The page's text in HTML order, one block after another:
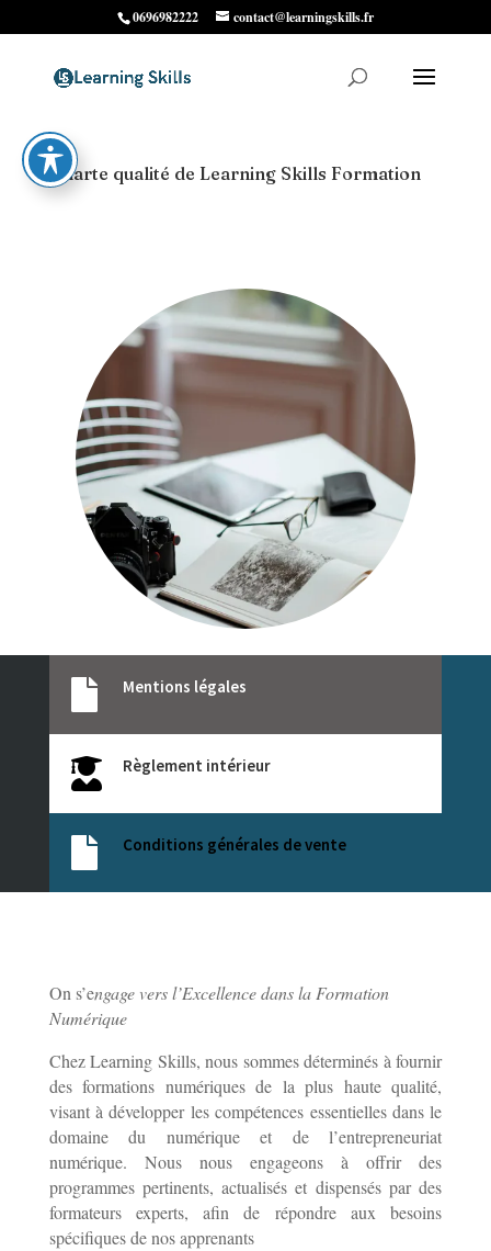
0696982222 contact@learningskills.fr
Charte qualité de Learning Skills Formation
 Mentions légales
 Règlement intérieur
 Conditions générales de vente
On s’engage vers l’Excellence dans la Formation
Numérique
Chez Learning Skills, nous sommes déterminés à fournir
des formations numériques de la plus haute qualité,
visant à développer les compétences essentielles dans le
domaine du numérique et de l’entrepreneuriat
numérique. Nous nous engageons à offrir des
programmes pertinents, actualisés et dispensés par des
formateurs experts, afin de répondre aux besoins
spécifiques de nos apprenants